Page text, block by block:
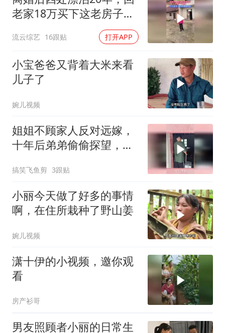
老家18万买下这老房子，
流云综艺 16跟贴 打开APP
小宝爸爸又背着大米来看
儿子了
婉儿视频
姐姐不顾家人反对远嫁，
十年后弟弟偷偷探望，所
搞笑飞鱼剪 3跟贴
小丽今天做了好多的事情
啊，在住所栽种了野山姜
婉儿视频
潇十伊的小视频，邀你观
看
房产衫哥
男友照顾者小丽的日常生